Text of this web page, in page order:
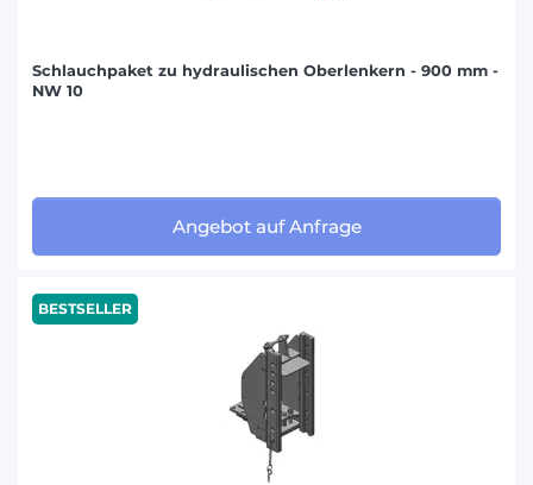
Schlauchpaket zu hydraulischen Oberlenkern - 900 mm -
NW 10
Angebot auf Anfrage
BESTSELLER